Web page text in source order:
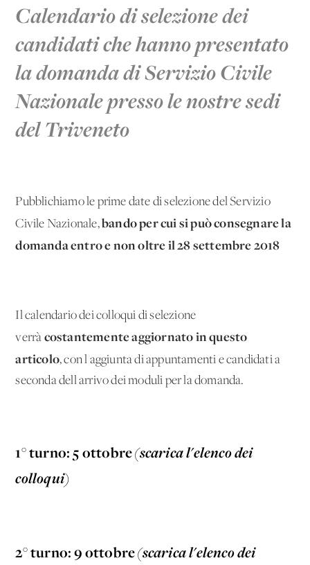
Calendario di selezione dei
candidati che hanno presentato
la domanda di Servizio Civile
Nazionale presso le nostre sedi
del Triveneto
Pubblichiamo le prime date di selezione del Servizio
Civile Nazionale,bando per cui si può consegnare la
domanda entro e non oltre il 28 settembre 2018
Il calendario dei colloqui di selezione
verrà costantemente aggiornato in questo
articolo, con l'aggiunta di appuntamenti e candidati a
seconda dell'arrivo dei moduli per la domanda.
1° turno: 5 ottobre(scarica l'elenco dei
colloqui)
2° turno: 9 ottobre(scarica l'elenco dei